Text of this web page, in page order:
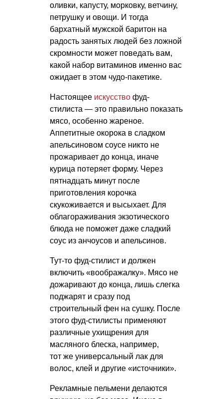
оливки, капусту, морковку, ветчину,
петрушку и овощи. И тогда
бархатный мужской баритон на
радость занятых людей без ложной
скромности может поведать вам,
какой набор витаминов именно вас
ожидает в этом чудо-пакетике.
Настоящее искусство фуд-
стилиста — это правильно показать
мясо, особенно жареное.
Аппетитные окорока в сладком
апельсиновом соусе никто не
прожаривает до конца, иначе
курица потеряет форму. Через
пятнадцать минут после
приготовления корочка
скукоживается и высыхает. Для
облагораживания экзотического
блюда не поможет даже сладкий
соус из анчоусов и апельсинов.
Тут-то фуд-стилист и должен
включить «воображалку». Мясо не
дожаривают до конца, лишь слегка
поджарят и сразу под
строительный фен на сушку. После
этого фуд-стилисты применяют
различные ухищрения для
масляного блеска, например,
тот же универсальный лак для
волос, клей и другие «источники».
Рекламные пельмени делаются